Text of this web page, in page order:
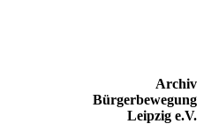
Archiv
Bürgerbewegung
Leipzig e.V.